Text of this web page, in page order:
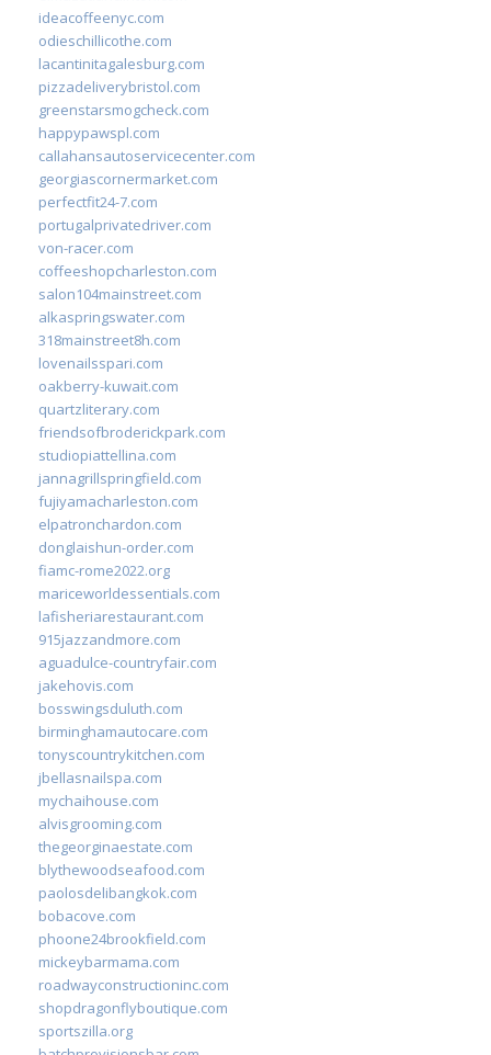
ideacoffeenyc.com
odieschillicothe.com
lacantinitagalesburg.com
pizzadeliverybristol.com
greenstarsmogcheck.com
happypawspl.com
callahansautoservicecenter.com
georgiascornermarket.com
perfectfit24-7.com
portugalprivatedriver.com
von-racer.com
coffeeshopcharleston.com
salon104mainstreet.com
alkaspringswater.com
318mainstreet8h.com
lovenailsspari.com
oakberry-kuwait.com
quartzliterary.com
friendsofbroderickpark.com
studiopiattellina.com
jannagrillspringfield.com
fujiyamacharleston.com
elpatronchardon.com
donglaishun-order.com
fiamc-rome2022.org
mariceworldessentials.com
lafisheriarestaurant.com
915jazzandmore.com
aguadulce-countryfair.com
jakehovis.com
bosswingsduluth.com
birminghamautocare.com
tonyscountrykitchen.com
jbellasnailspa.com
mychaihouse.com
alvisgrooming.com
thegeorginaestate.com
blythewoodseafood.com
paolosdelibangkok.com
bobacove.com
phoone24brookfield.com
mickeybarmama.com
roadwayconstructioninc.com
shopdragonflyboutique.com
sportszilla.org